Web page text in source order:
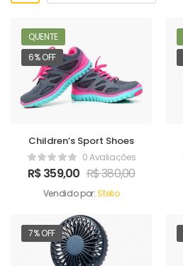
QUENTE
6% OFF
Children’s Sport Shoes
0 Avaliações
R$359,00 R$380,00
Vendido por:Stelio
7% OFF